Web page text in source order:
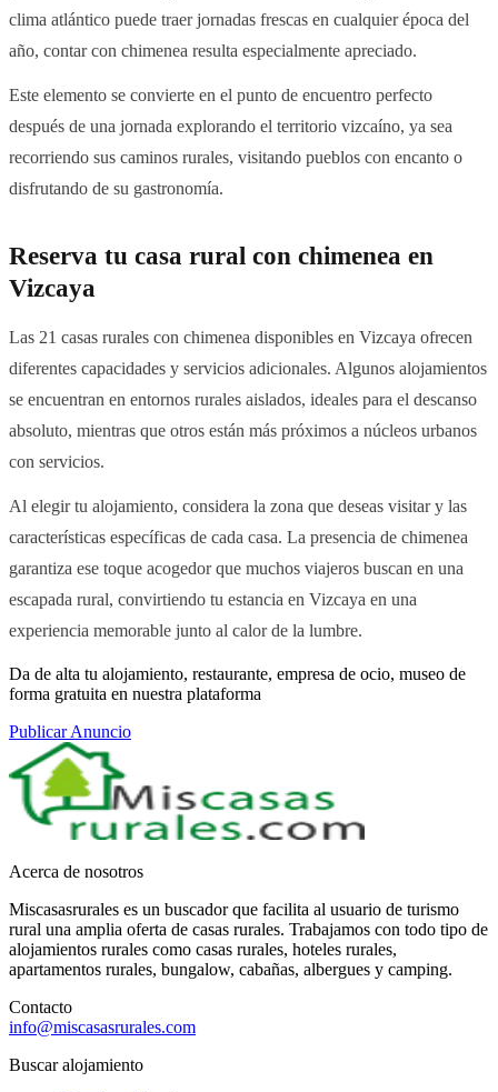
clima atlántico puede traer jornadas frescas en cualquier época del
año, contar con chimenea resulta especialmente apreciado.
Este elemento se convierte en el punto de encuentro perfecto
después de una jornada explorando el territorio vizcaíno, ya sea
recorriendo sus caminos rurales, visitando pueblos con encanto o
disfrutando de su gastronomía.
Reserva tu casa rural con chimenea en
Vizcaya
Las 21 casas rurales con chimenea disponibles en Vizcaya ofrecen
diferentes capacidades y servicios adicionales. Algunos alojamientos
se encuentran en entornos rurales aislados, ideales para el descanso
absoluto, mientras que otros están más próximos a núcleos urbanos
con servicios.
Al elegir tu alojamiento, considera la zona que deseas visitar y las
características específicas de cada casa. La presencia de chimenea
garantiza ese toque acogedor que muchos viajeros buscan en una
escapada rural, convirtiendo tu estancia en Vizcaya en una
experiencia memorable junto al calor de la lumbre.
Da de alta tu alojamiento, restaurante, empresa de ocio, museo de
forma gratuita en nuestra plataforma
Publicar Anuncio
Acerca de nosotros
Miscasasrurales es un buscador que facilita al usuario de turismo
rural una amplia oferta de casas rurales. Trabajamos con todo tipo de
alojamientos rurales como casas rurales, hoteles rurales,
apartamentos rurales, bungalow, cabañas, albergues y camping.
Contacto
info@miscasasrurales.com
Buscar alojamiento